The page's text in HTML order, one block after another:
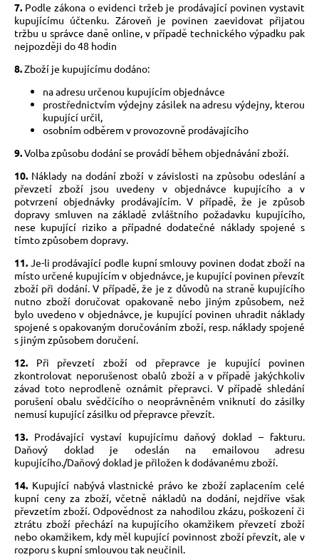
7. Podle zákona o evidenci tržeb je prodávající povinen vystavit
kupujícímu účtenku. Zároveň je povinen zaevidovat přijatou
tržbu u správce daně online, v případě technického výpadku pak
nejpozději do 48 hodin
8.Zboží je kupujícímu dodáno:
na adresu určenou kupujícím objednávce
prostřednictvím výdejny zásilek na adresu výdejny, kterou
kupující určil,
osobním odběrem v provozovně prodávajícího
9.Volba způsobu dodání se provádí během objednávání zboží.
10. Náklady na dodání zboží v závislosti na způsobu odeslání a
převzetí zboží jsou uvedeny v objednávce kupujícího a v
potvrzení objednávky prodávajícím. V případě, že je způsob
dopravy smluven na základě zvláštního požadavku kupujícího,
nese kupující riziko a případné dodatečné náklady spojené s
tímto způsobem dopravy.
11. Je-li prodávající podle kupní smlouvy povinen dodat zboží na
místo určené kupujícím v objednávce, je kupující povinen převzít
zboží při dodání. V případě, že je z důvodů na straně kupujícího
nutno zboží doručovat opakovaně nebo jiným způsobem, než
bylo uvedeno v objednávce, je kupující povinen uhradit náklady
spojené s opakovaným doručováním zboží, resp. náklady spojené
s jiným způsobem doručení.
12. Při převzetí zboží od přepravce je kupující povinen
zkontrolovat neporušenost obalů zboží a v případě jakýchkoliv
závad toto neprodleně oznámit přepravci. V případě shledání
porušení obalu svědčícího o neoprávněném vniknutí do zásilky
nemusí kupující zásilku od přepravce převzít.
13. Prodávající vystaví kupujícímu daňový doklad – fakturu.
Daňový doklad je odeslán na emailovou adresu
kupujícího./Daňový doklad je přiložen k dodávanému zboží.
14. Kupující nabývá vlastnické právo ke zboží zaplacením celé
kupní ceny za zboží, včetně nákladů na dodání, nejdříve však
převzetím zboží. Odpovědnost za nahodilou zkázu, poškození či
ztrátu zboží přechází na kupujícího okamžikem převzetí zboží
nebo okamžikem, kdy měl kupující povinnost zboží převzít, ale v
rozporu s kupní smlouvou tak neučinil.